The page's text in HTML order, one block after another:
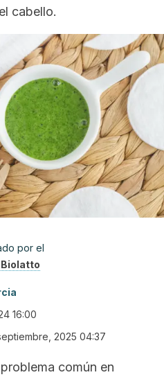
cabello.
por el
16:00
2025 04:37
común en